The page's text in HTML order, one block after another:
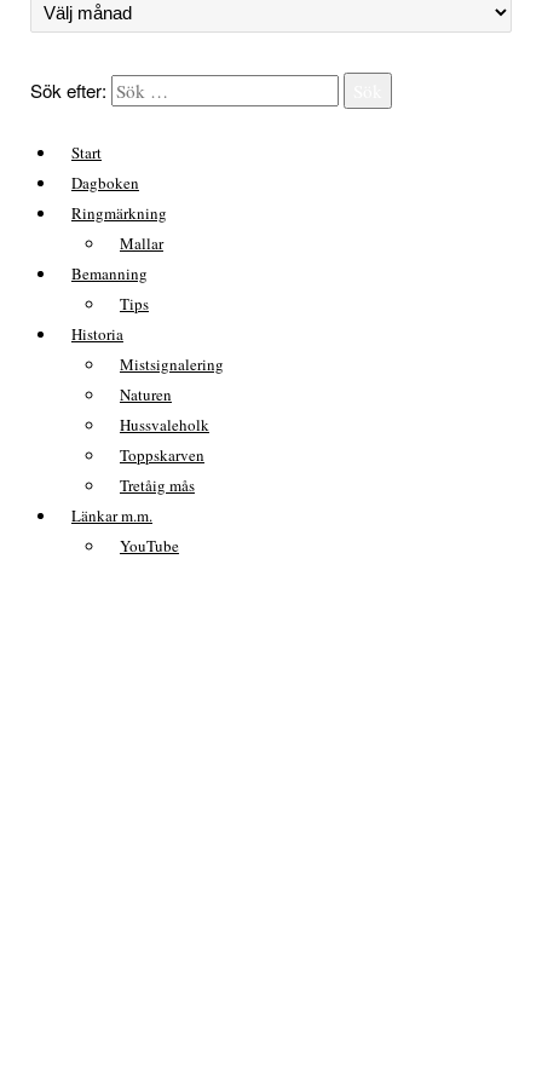
Sök efter:
Start
Dagboken
Ringmärkning
Mallar
Bemanning
Tips
Historia
Mistsignalering
Naturen
Hussvaleholk
Toppskarven
Tretåig mås
Länkar m.m.
YouTube